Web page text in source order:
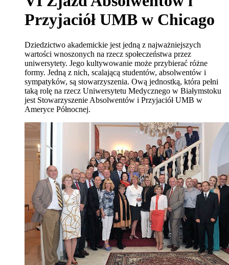
Przyjaciół UMB w Chicago
Dziedzictwo akademickie jest jedną z najważniejszych
wartości wnoszonych na rzecz społeczeństwa przez
uniwersytety. Jego kultywowanie może przybierać różne
formy. Jedną z nich, scalającą studentów, absolwentów i
sympatyków, są stowarzyszenia. Ową jednostką, która pełni
taką rolę na rzecz Uniwersytetu Medycznego w Białymstoku
jest Stowarzyszenie Absolwentów i Przyjaciół UMB w
Ameryce Północnej.